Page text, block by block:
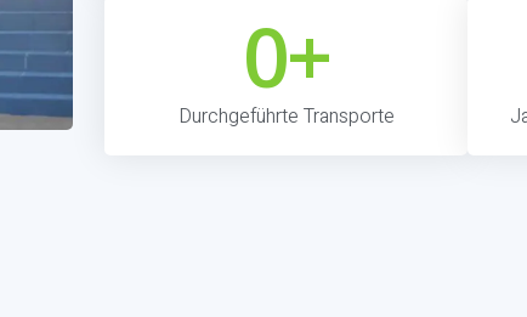
Durchgeführte Transporte
0+